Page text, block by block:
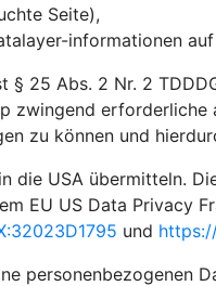
Seite),
informationen
§ 25 Abs. 2 Nr. 2
zwingend
zu können und
die USA übermitteln.
EU US Data Privacy
und
personenbezogenen